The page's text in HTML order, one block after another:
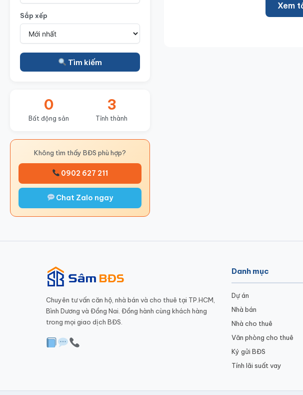
Sắp xếp
Tìm kiếm
0
Bất động sản
3
Tỉnh thành
Không tìm thấy BĐS phù hợp?
0902 627 211
Chat Zalo ngay
Xem
Chuyên tư vấn căn hộ, nhà bán và cho thuê tại TP.HCM,
Bình Dương và Đồng Nai. Đồng hành cùng khách hàng
trong mọi giao dịch BĐS.
Danh mục
Dự án
Nhà bán
Nhà cho thuê
Văn phòng cho thuê
Ký gửi BĐS
Tính lãi suất vay